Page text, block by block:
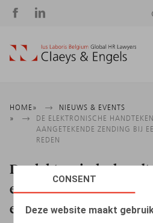
CONSENT
Deze website maakt
Social
Kruimelpad
HOME
NIEUWS & EVENTS
DE ELEKTRONISCHE
AANGETEKENDE ZENDING BIJ
REDEN
De elektronische
elektronisch
een ontslag om